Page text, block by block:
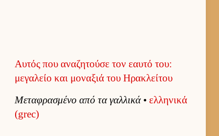
Αυτός που αναζητούσε τον εαυτό του:
μεγαλείο και μοναξιά του Ηρακλείτου
Μεταφρασμένο από τα γαλ­λικά• ελ­ληνικά
(grec)